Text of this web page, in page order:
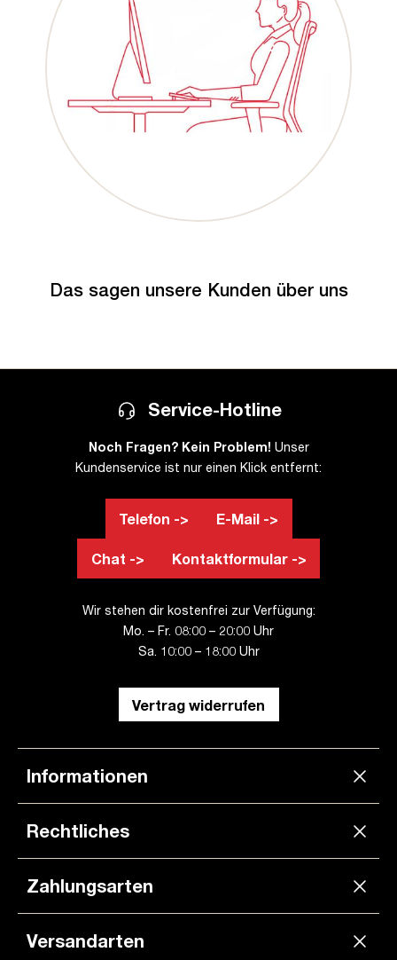
Das sagen unsere Kunden über uns
Service-Hotline
Noch Fragen? Kein Problem! Unser
Kundenservice ist nur einen Klick entfernt:
Telefon -> E-Mail ->
Chat -> Kontaktformular ->
Wir stehen dir kostenfrei zur Verfügung:
Mo. – Fr. 08:00 – 20:00 Uhr
Sa. 10:00 – 18:00 Uhr
Vertrag widerrufen
Informationen
Rechtliches
Zahlungsarten
Versandarten